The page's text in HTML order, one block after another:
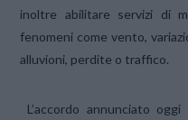
inoltre abilitare servizi di
fenomeni come vento,
alluvioni, perdite o traffico.
L’accordo annunciato